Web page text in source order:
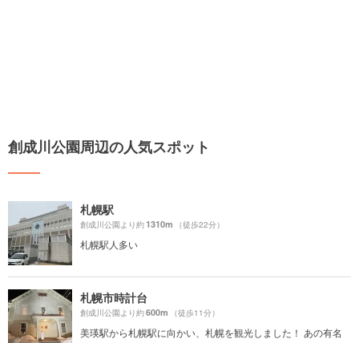
創成川公園周辺の人気スポット
札幌駅
創成川公園より約1310m （徒歩22分）
札幌駅人多い
札幌市時計台
創成川公園より約600m （徒歩11分）
美瑛駅から札幌駅に向かい、札幌を観光しました！ あの有名